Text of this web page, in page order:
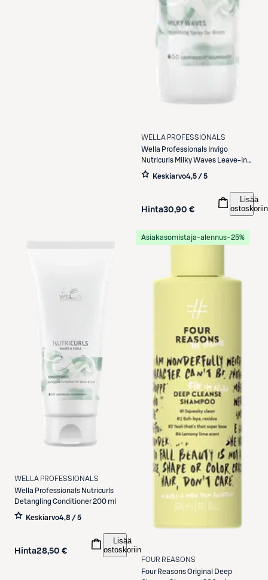
WELLA PROFESSIONALS
Wella Professionals Invigo
Nutricurls Milky Waves Leave-in
Spray hoitosuihke 150 ml
Keskiarvo4,5 / 5
Hinta30,90 €
Lisää
ostoskoriin
WELLA PROFESSIONALS
Wella Professionals Nutricurls
Detangling Conditioner 200 ml
Keskiarvo4,8 / 5
Hinta28,50 €
Lisää
ostoskoriin
Asiakasomistaja-alennus−25%
FOUR REASONS
Four ReasonsOriginal Deep